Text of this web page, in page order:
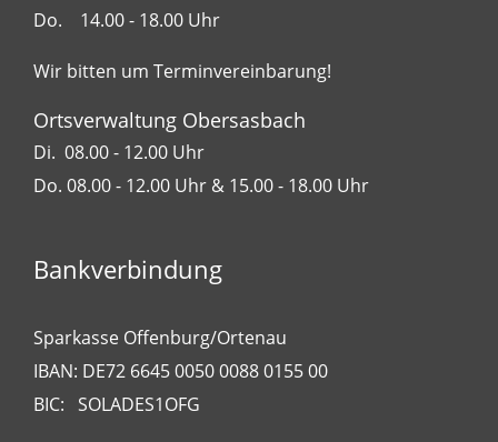
Do. 14.00 - 18.00 Uhr
Wir bitten um Terminvereinbarung!
Ortsverwaltung Obersasbach
Di. 08.00 - 12.00 Uhr
Do. 08.00 - 12.00 Uhr & 15.00 - 18.00 Uhr
Bankverbindung
Sparkasse Offenburg/Ortenau
IBAN: DE72 6645 0050 0088 0155 00
BIC: SOLADES1OFG